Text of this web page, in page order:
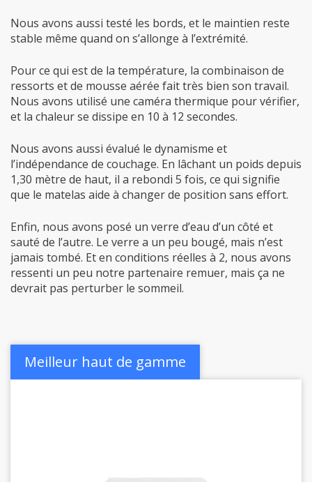
Nous avons aussi testé les bords, et le maintien reste
stable même quand on s’allonge à l’extrémité.
Pour ce qui est de la température, la combinaison de
ressorts et de mousse aérée fait très bien son travail.
Nous avons utilisé une caméra thermique pour vérifier,
et la chaleur se dissipe en 10 à 12 secondes.
Nous avons aussi évalué le dynamisme et
l’indépendance de couchage. En lâchant un poids depuis
1,30 mètre de haut, il a rebondi 5 fois, ce qui signifie
que le matelas aide à changer de position sans effort.
Enfin, nous avons posé un verre d’eau d’un côté et
sauté de l’autre. Le verre a un peu bougé, mais n’est
jamais tombé. Et en conditions réelles à 2, nous avons
ressenti un peu notre partenaire remuer, mais ça ne
devrait pas perturber le sommeil.
Meilleur haut de gamme